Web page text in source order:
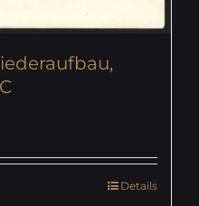
Details